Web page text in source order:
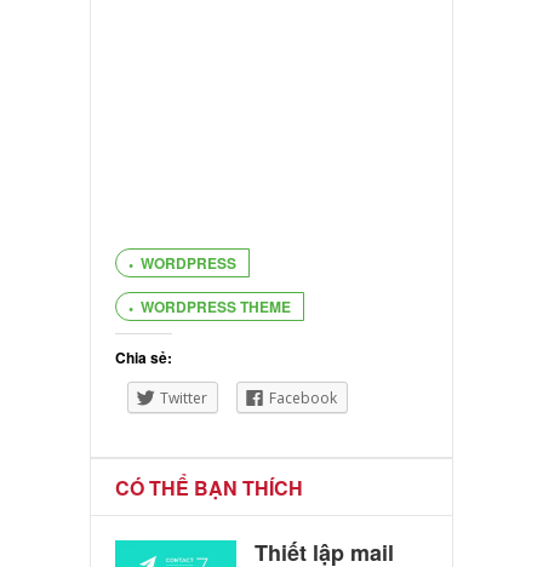
WORDPRESS
WORDPRESS THEME
Chia sẻ:
Twitter Facebook
CÓ THỂ BẠN THÍCH
Thiết lập mail